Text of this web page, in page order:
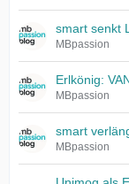
smart senkt
MBpassion
Erlkönig:
MBpassion
smart
MBpassion